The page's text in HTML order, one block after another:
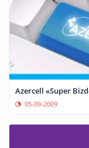
Azercell «Super
05-09-2009